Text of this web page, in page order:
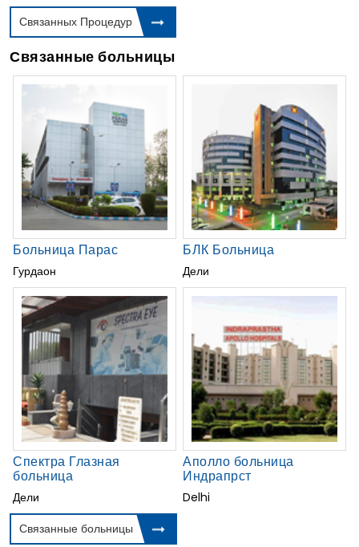
Связанных Процедур
Связанные больницы
Больница Парас
Гурдаон
БЛК Больница
Дели
Спектра Глазная
больница
Дели
Аполло больница
Индрапрст
Delhi
Связанные больницы